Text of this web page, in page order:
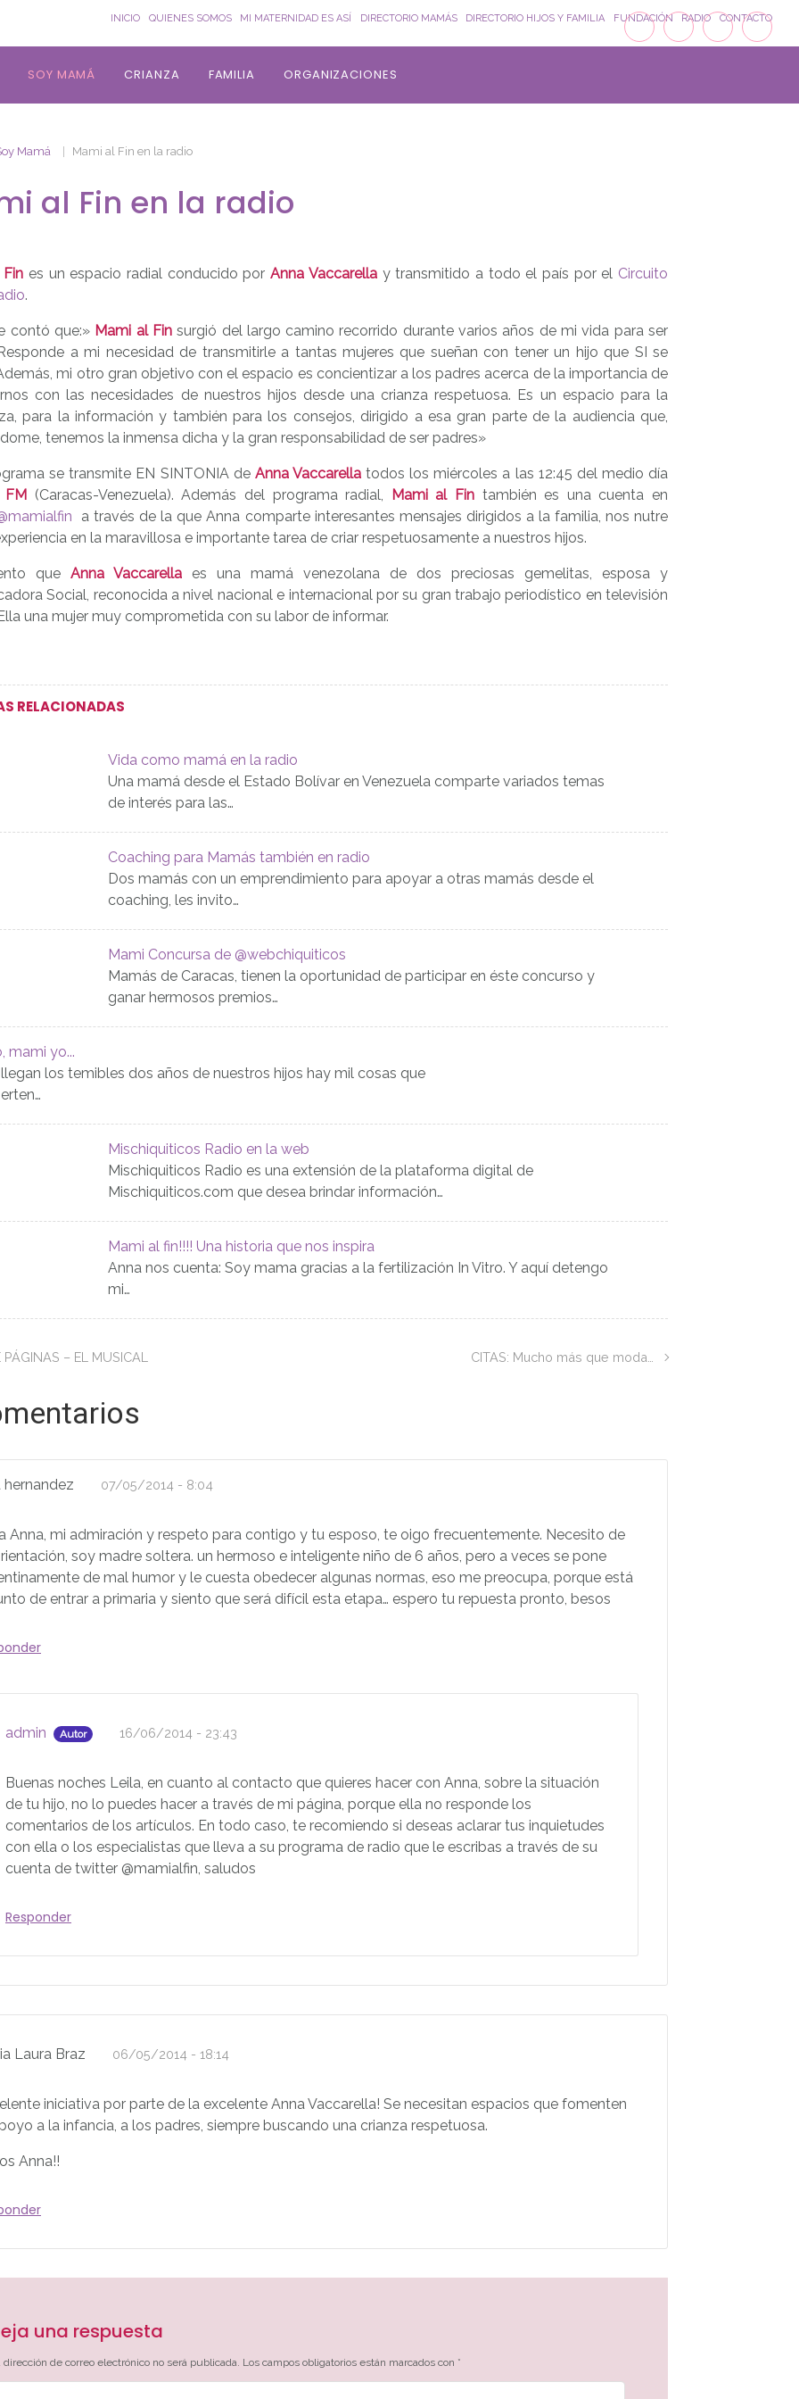
INICIO QUIENES SOMOS MI MATERNIDAD ES ASÍ DIRECTORIO MAMÁS DIRECTORIO HIJOS Y FAMILIA FUNDACIÓN RADIO CONTACTO
SOY MAMÁ CRIANZA FAMILIA ORGANIZACIONES
Mamá Mami al Fin en la radio
al Fin en la radio
es un espacio radial conducido porAnna Vaccarellay transmitido a todo el país por el Circuito
.
contó que:» Mami al Finsurgió del largo camino recorrido durante varios años de mi vida para ser
a mi necesidad de transmitirle a tantas mujeres que sueñan con tener un hijo que SI se
mi otro gran objetivo con el espacio es concientizar a los padres acerca de la importancia de
con las necesidades de nuestros hijos desde una crianza respetuosa. Es un espacio para la
para la información y también para los consejos, dirigido a esa gran parte de la audiencia que,
tenemos la inmensa dicha y la gran responsabilidad de ser padres»
se transmite EN SINTONIA de Anna Vaccarellatodos los miércoles a las 12:45 del medio día
FM (Caracas-Venezuela). Además del programa radial, Mami al Fin también es una cuenta en
a través de la que Anna comparte interesantes mensajes dirigidos a la familia, nos nutre
en la maravillosa e importante tarea de criar respetuosamente a nuestros hijos.
que Anna Vaccarella es una mamá venezolana de dos preciosas gemelitas, esposa y
Social, reconocida a nivel nacional e internacional por su gran trabajo periodístico en televisión
una mujer muy comprometida con su labor de informar.
RELACIONADAS
Vida como mamá en la radio
Una mamá desde el Estado Bolívar en Venezuela comparte variados temas
de interés para las…
Coaching para Mamás también en radio
Dos mamás con un emprendimiento para apoyar a otras mamás desde el
coaching, les invito…
Mami Concursa de @webchiquiticos
Mamás de Caracas, tienen la oportunidad de participar en éste concurso y
ganar hermosos premios…
mami yo...
los temibles dos años de nuestros hijos hay mil cosas que
Mischiquiticos Radio en la web
Mischiquiticos Radio es una extensión de la plataforma digital de
Mischiquiticos.com que desea brindar información…
Mami al fin!!!! Una historia que nos inspira
Anna nos cuenta: Soy mama gracias a la fertilización In Vitro. Y aquí detengo
mi…
PÁGINAS – EL MUSICAL CITAS: Mucho más que moda…
hernandez 07/05/2014 - 8:04
Anna, mi admiración y respeto para contigo y tu esposo, te oigo frecuentemente. Necesito de
soy madre soltera. un hermoso e inteligente niño de 6 años, pero a veces se pone
de mal humor y le cuesta obedecer algunas normas, eso me preocupa, porque está
de entrar a primaria y siento que será difícil esta etapa… espero tu repuesta pronto, besos
admin Autor 16/06/2014 - 23:43
Buenas noches Leila, en cuanto al contacto que quieres hacer con Anna, sobre la situación
de tu hijo, no lo puedes hacer a través de mi página, porque ella no responde los
comentarios de los artículos. En todo caso, te recomiendo si deseas aclarar tus inquietudes
con ella o los especialistas que lleva a su programa de radio que le escribas a través de su
cuenta de twitter @mamialfin, saludos
Responder
Laura Braz 06/05/2014 - 18:14
iniciativa por parte de la excelente Anna Vaccarella! Se necesitan espacios que fomenten
a la infancia, a los padres, siempre buscando una crianza respetuosa.
Anna!!
una respuesta
dirección de correo electrónico no será publicada. Los campos obligatorios están marcados con *